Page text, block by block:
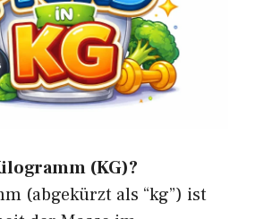
(KG)?
(abgekürzt als “kg”) ist